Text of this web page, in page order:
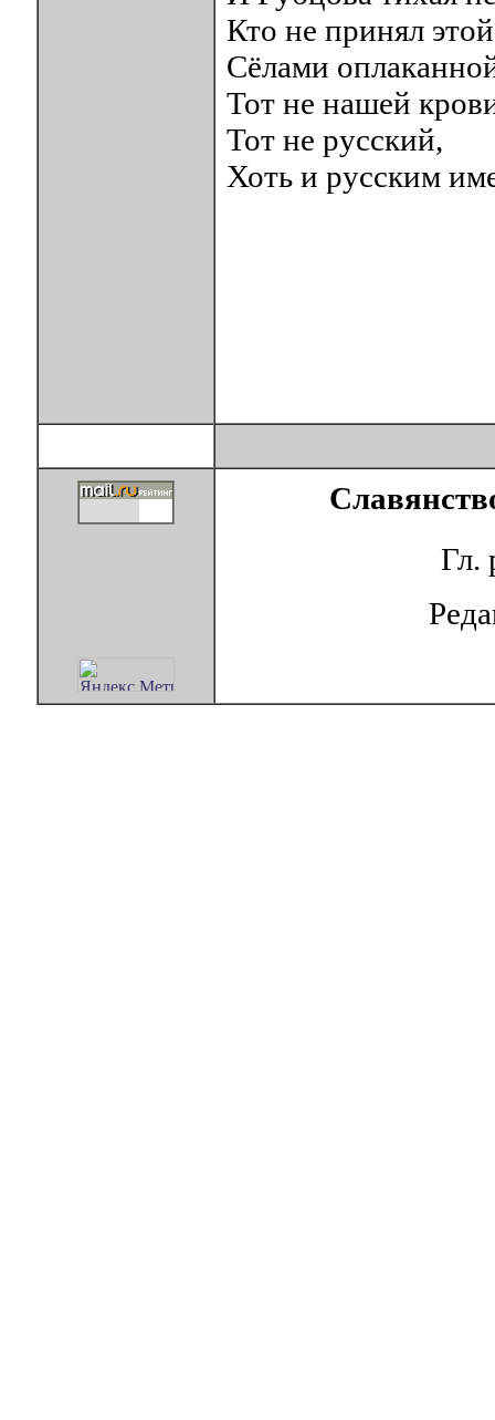
Кто не принял
Сёлами
Тот не нашей
Тот не русский,
Хоть и русским
Гл.